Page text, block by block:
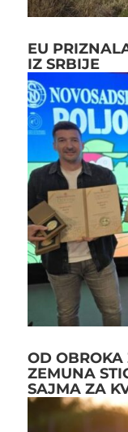
EU
IZ SRBIJE
OD OBROKA
ZEMUNA
SAJMA ZA